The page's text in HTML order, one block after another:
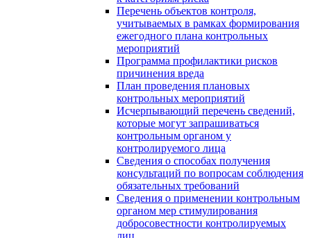
Перечень объектов контроля,
учитываемых в рамках формирования
ежегодного плана контрольных
мероприятий
Программа профилактики рисков
причинения вреда
План проведения плановых
контрольных мероприятий
Исчерпывающий перечень сведений,
которые могут запрашиваться
контрольным органом у
контролируемого лица
Сведения о способах получения
консультаций по вопросам соблюдения
обязательных требований
Сведения о применении контрольным
органом мер стимулирования
добросовестности контролируемых
лиц